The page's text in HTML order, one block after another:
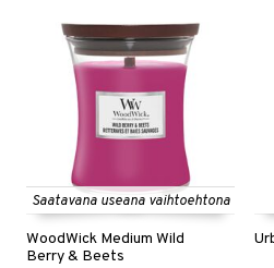
Saatavana useana vaihtoehtona
WoodWick Medium Wild
Berry & Beets